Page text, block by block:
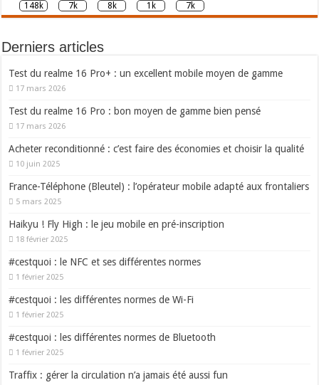
148k 7k 8k 1k 7k
Derniers articles
Test du realme 16 Pro+ : un excellent mobile moyen de gamme
17 mars 2026
Test du realme 16 Pro : bon moyen de gamme bien pensé
17 mars 2026
Acheter reconditionné : c’est faire des économies et choisir la qualité
10 juin 2025
France-Téléphone (Bleutel) : l’opérateur mobile adapté aux frontaliers
5 mars 2025
Haikyu ! Fly High : le jeu mobile en pré-inscription
18 février 2025
#cestquoi : le NFC et ses différentes normes
1 février 2025
#cestquoi : les différentes normes de Wi-Fi
1 février 2025
#cestquoi : les différentes normes de Bluetooth
1 février 2025
Traffix : gérer la circulation n’a jamais été aussi fun